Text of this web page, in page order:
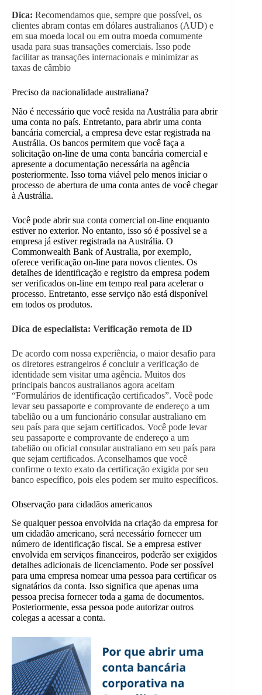
Dica: Recomendamos que, sempre que possível, os
clientes abram contas em dólares australianos (AUD) e
em sua moeda local ou em outra moeda comumente
usada para suas transações comerciais. Isso pode
facilitar as transações internacionais e minimizar as
taxas de câmbio
Preciso da nacionalidade australiana?
Não é necessário que você resida na Austrália para abrir
uma conta no país. Entretanto, para abrir uma conta
bancária comercial, a empresa deve estar registrada na
Austrália. Os bancos permitem que você faça a
solicitação on-line de uma conta bancária comercial e
apresente a documentação necessária na agência
posteriormente. Isso torna viável pelo menos iniciar o
processo de abertura de uma conta antes de você chegar
à Austrália.
Você pode abrir sua conta comercial on-line enquanto
estiver no exterior. No entanto, isso só é possível se a
empresa já estiver registrada na Austrália. O
Commonwealth Bank of Australia, por exemplo,
oferece verificação on-line para novos clientes. Os
detalhes de identificação e registro da empresa podem
ser verificados on-line em tempo real para acelerar o
processo. Entretanto, esse serviço não está disponível
em todos os produtos.
Dica de especialista: Verificação remota de ID
De acordo com nossa experiência, o maior desafio para
os diretores estrangeiros é concluir a verificação de
identidade sem visitar uma agência. Muitos dos
principais bancos australianos agora aceitam
“Formulários de identificação certificados”. Você pode
levar seu passaporte e comprovante de endereço a um
tabelião ou a um funcionário consular australiano em
seu país para que sejam certificados. Você pode levar
seu passaporte e comprovante de endereço a um
tabelião ou oficial consular australiano em seu país para
que sejam certificados. Aconselhamos que você
confirme o texto exato da certificação exigida por seu
banco específico, pois eles podem ser muito específicos.
Observação para cidadãos americanos
Se qualquer pessoa envolvida na criação da empresa for
um cidadão americano, será necessário fornecer um
número de identificação fiscal. Se a empresa estiver
envolvida em serviços financeiros, poderão ser exigidos
detalhes adicionais de licenciamento. Pode ser possível
para uma empresa nomear uma pessoa para certificar os
signatários da conta. Isso significa que apenas uma
pessoa precisa fornecer toda a gama de documentos.
Posteriormente, essa pessoa pode autorizar outros
colegas a acessar a conta.